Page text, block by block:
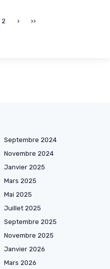
2 › ››
Septembre 2024
Novembre 2024
Janvier 2025
Mars 2025
Mai 2025
Juillet 2025
Septembre 2025
Novembre 2025
Janvier 2026
Mars 2026